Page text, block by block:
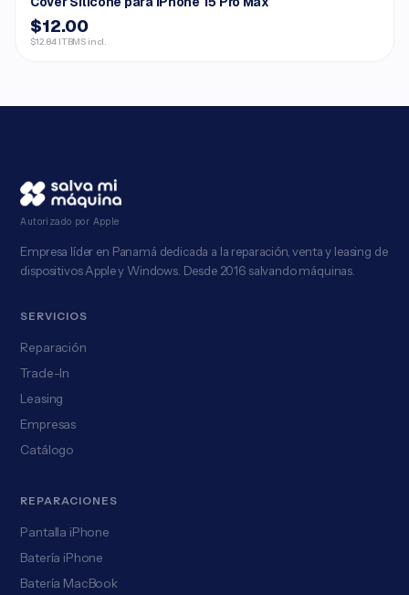
$12.00
$12.84 ITBMS incl.
Autorizado por Apple
Empresa líder en Panamá dedicada a la reparación, venta y leasing de
dispositivos Apple y Windows. Desde 2016 salvando máquinas.
SERVICIOS
Reparación
Trade-In
Leasing
Empresas
Catálogo
REPARACIONES
Pantalla iPhone
Batería iPhone
Batería MacBook